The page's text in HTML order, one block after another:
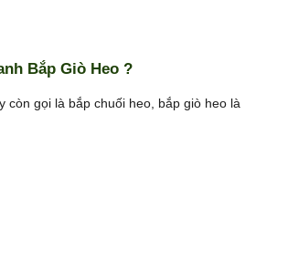
Bắp Giò Heo ?
còn gọi là bắp chuối heo, bắp giò heo là